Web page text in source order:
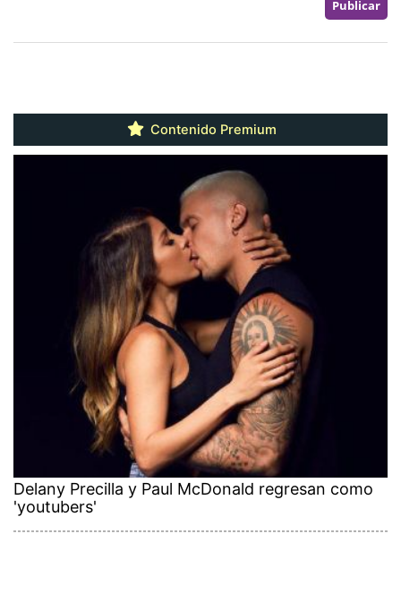
Contenido Premium
Delany Precilla y Paul McDonald regresan como
'youtubers'